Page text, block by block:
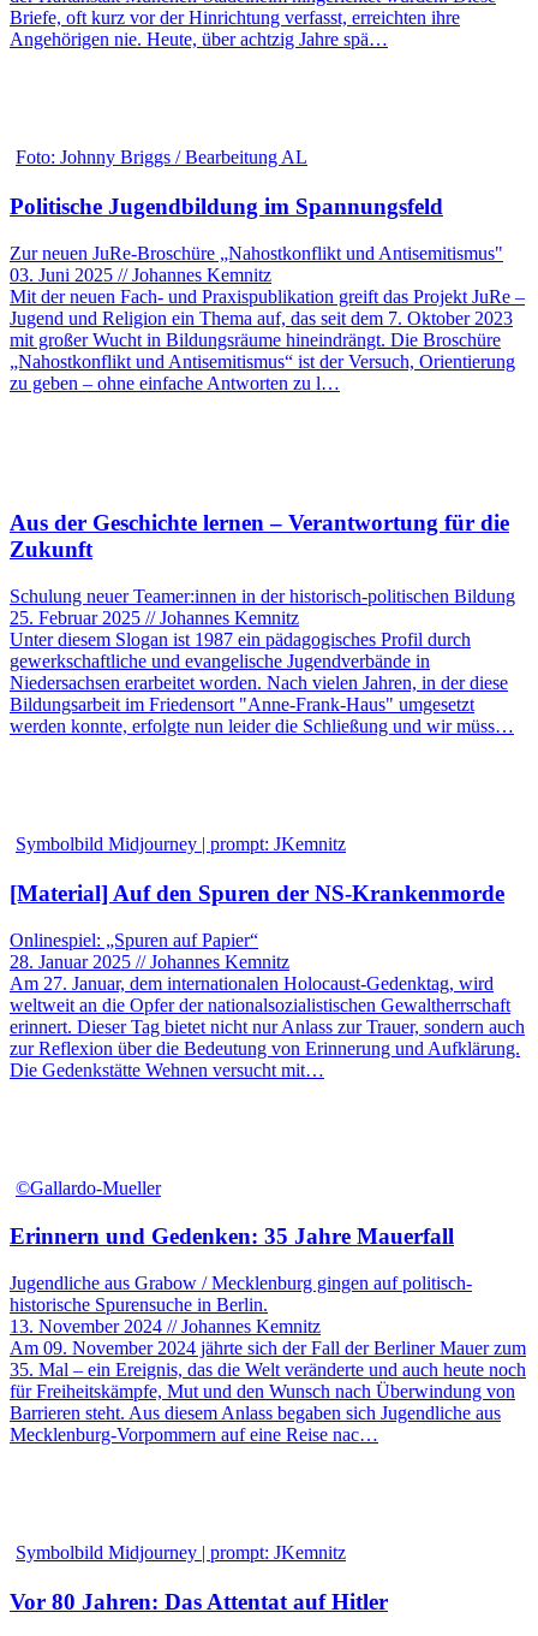
Briefe, oft kurz vor der Hinrichtung verfasst, erreichten ihre
Angehörigen nie. Heute, über achtzig Jahre spä…
Foto: Johnny Briggs / Bearbeitung AL
Politische Jugendbildung im Spannungsfeld
Zur neuen JuRe-Broschüre „Nahostkonflikt und Antisemitismus"
03. Juni 2025 // Johannes Kemnitz
Mit der neuen Fach- und Praxispublikation greift das Projekt JuRe –
Jugend und Religion ein Thema auf, das seit dem 7. Oktober 2023
mit großer Wucht in Bildungsräume hineindrängt. Die Broschüre
„Nahostkonflikt und Antisemitismus“ ist der Versuch, Orientierung
zu geben – ohne einfache Antworten zu l…
Aus der Geschichte lernen – Verantwortung für die
Zukunft
Schulung neuer Teamer:innen in der historisch-politischen Bildung
25. Februar 2025 // Johannes Kemnitz
Unter diesem Slogan ist 1987 ein pädagogisches Profil durch
gewerkschaftliche und evangelische Jugendverbände in
Niedersachsen erarbeitet worden. Nach vielen Jahren, in der diese
Bildungsarbeit im Friedensort "Anne-Frank-Haus" umgesetzt
werden konnte, erfolgte nun leider die Schließung und wir müss…
Symbolbild Midjourney | prompt: JKemnitz
[Material] Auf den Spuren der NS-Krankenmorde
Onlinespiel: „Spuren auf Papier“
28. Januar 2025 // Johannes Kemnitz
Am 27. Januar, dem internationalen Holocaust-Gedenktag, wird
weltweit an die Opfer der nationalsozialistischen Gewaltherrschaft
erinnert. Dieser Tag bietet nicht nur Anlass zur Trauer, sondern auch
zur Reflexion über die Bedeutung von Erinnerung und Aufklärung.
Die Gedenkstätte Wehnen versucht mit…
©Gallardo-Mueller
Erinnern und Gedenken: 35 Jahre Mauerfall
Jugendliche aus Grabow / Mecklenburg gingen auf politisch-
historische Spurensuche in Berlin.
13. November 2024 // Johannes Kemnitz
Am 09. November 2024 jährte sich der Fall der Berliner Mauer zum
35. Mal – ein Ereignis, das die Welt veränderte und auch heute noch
für Freiheitskämpfe, Mut und den Wunsch nach Überwindung von
Barrieren steht. Aus diesem Anlass begaben sich Jugendliche aus
Mecklenburg-Vorpommern auf eine Reise nac…
Symbolbild Midjourney | prompt: JKemnitz
Vor 80 Jahren: Das Attentat auf Hitler